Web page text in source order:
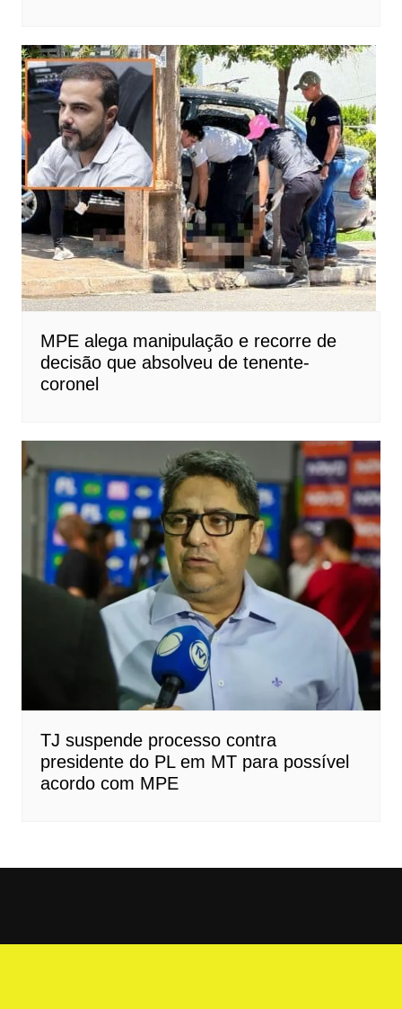
MPE alega manipulação e recorre de
decisão que absolveu de tenente-
coronel
TJ suspende processo contra
presidente do PL em MT para possível
acordo com MPE